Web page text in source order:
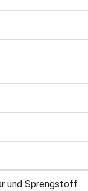
und Sprengstoff